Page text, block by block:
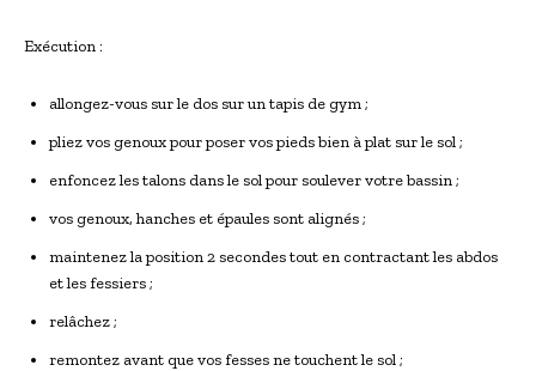
Exécution :
allongez-vous sur le dos sur un tapis de gym ;
pliez vos genoux pour poser vos pieds bien à plat sur le sol ;
enfoncez les talons dans le sol pour soulever votre bassin ;
vos genoux, hanches et épaules sont alignés ;
maintenez la position 2 secondes tout en contractant les abdos
et les fessiers ;
relâchez ;
remontez avant que vos fesses ne touchent le sol ;